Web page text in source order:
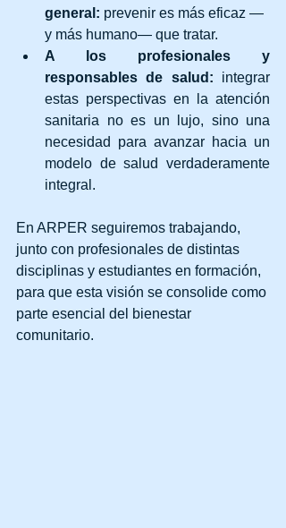
general: prevenir es más eficaz —
y más humano— que tratar.
A los profesionales y
responsables de salud: integrar
estas perspectivas en la atención
sanitaria no es un lujo, sino una
necesidad para avanzar hacia un
modelo de salud verdaderamente
integral.
En ARPER seguiremos trabajando,
junto con profesionales de distintas
disciplinas y estudiantes en formación,
para que esta visión se consolide como
parte esencial del bienestar
comunitario.